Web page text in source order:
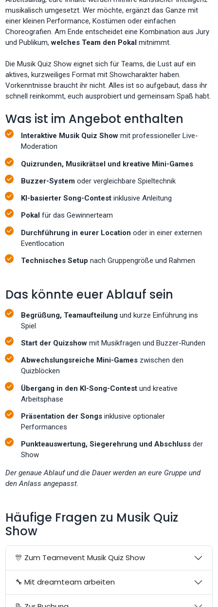
musikalisch umgesetzt. Wer möchte, ergänzt das Ganze mit
einer kleinen Performance, Kostümen oder einfachen
Choreografien. Am Ende entscheidet eine Kombination aus Jury
und Publikum, welches Team den Pokalmitnimmt.
Die Musik Quiz Show eignet sich für Teams, die Lust auf ein
aktives, kurzweiliges Format mit Showcharakter haben.
Vorkenntnisse braucht ihr nicht. Alles ist so aufgebaut, dass ihr
schnell reinkommt, euch ausprobiert und gemeinsam Spaß habt.
Was ist im Angebot enthalten
Interaktive Musik Quiz Showmit professioneller Live-
Moderation
Quizrunden, Musikrätsel und kreative Mini-Games
Buzzer-System oder vergleichbare Spieltechnik
KI-basierter Song-Contest inklusive Anleitung
Pokal für das Gewinnerteam
Durchführung in eurer Location oder in einer externen
Eventlocation
Technisches Setup nach Gruppengröße und Rahmen
Das könnte euer Ablauf sein
Begrüßung, Teamaufteilung und kurze Einführung ins
Spiel
Start der Quizshow mit Musikfragen und Buzzer-Runden
Abwechslungsreiche Mini-Games zwischen den
Quizblöcken
Übergang in den KI-Song-Contestund kreative
Arbeitsphase
Präsentation der Songsinklusive optionaler
Performances
Punkteauswertung, Siegerehrung und Abschluss der
Show
Der genaue Ablauf und die Dauer werden an eure Gruppe und
den Anlass angepasst.
Häufige Fragen zu Musik Quiz
Show
🎊 Zum Teamevent Musik Quiz Show
🔧 Mit dreamteam arbeiten